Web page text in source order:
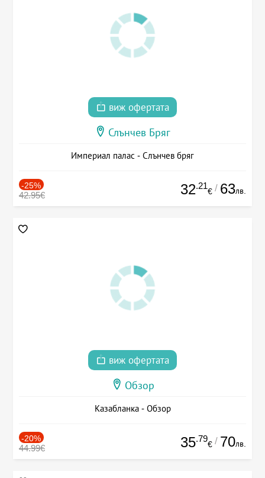
виж офертата
Слънчев Бряг
Империал палас - Слънчев бряг
-25%
42.95€ 32.21
€ / 63лв.
виж офертата
Обзор
Казабланка - Обзор
-20%
44.99€ 35.79
€ / 70лв.